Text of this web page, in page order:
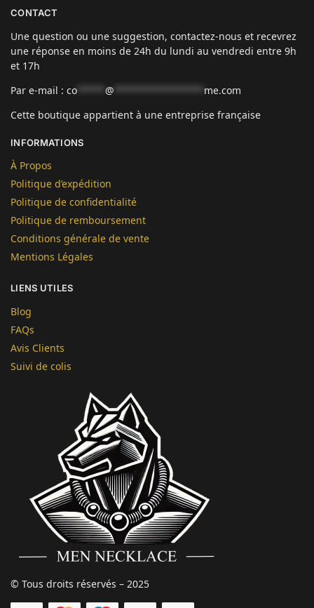
CONTACT
Une question ou une suggestion, contactez-nous et recevrez
une réponse en moins de 24h du lundi au vendredi entre 9h
et 17h
Par e-mail : co @
me.com
Cette boutique appartient à une entreprise française
INFORMATIONS
À Propos
Politique d’expédition
Politique de confidentialité
Politique de remboursement
Conditions générale de vente
Mentions Légales
LIENS UTILES
Blog
FAQs
Avis Clients
Suivi de colis
© Tous droits réservés – 2025